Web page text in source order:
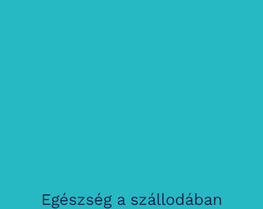
Egészség a szállodában